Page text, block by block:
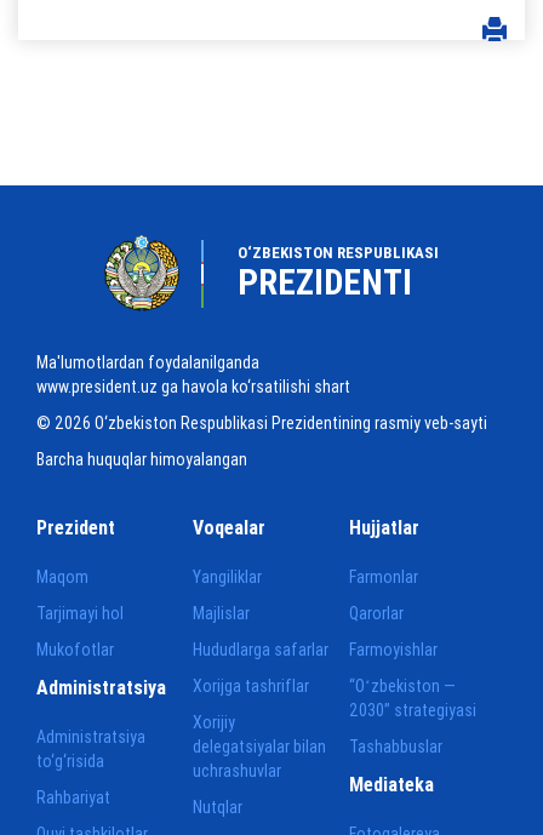
O‘ZBEKISTON RESPUBLIKASI
PREZIDENTI
Ma'lumotlardan foydalanilganda
www.president.uz ga havola ko‘rsatilishi shart
© 2026 O‘zbekiston Respublikasi Prezidentining rasmiy veb-sayti
Barcha huquqlar himoyalangan
Prezident
Maqom
Tarjimayi hol
Mukofotlar
Voqealar
Yangiliklar
Majlislar
Hududlarga safarlar
Xorijga tashriflar
Xorijiy
delegatsiyalar bilan
uchrashuvlar
Nutqlar
Hujjatlar
Farmonlar
Qarorlar
Farmoyishlar
“Oʻzbekiston —
2030” strategiyasi
Tashabbuslar
Administratsiya
Administratsiya
to‘g‘risida
Rahbariyat
Mediateka